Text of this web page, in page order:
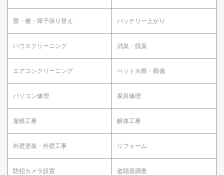
畳・襖・障子張り替え バッテリー上がり
ハウスクリーニング 消臭・脱臭
エアコンクリーニング ペット火葬・葬儀
パソコン修理 家具修理
屋根工事 解体工事
外壁塗装・外壁工事 リフォーム
防犯カメラ設置 盗聴器調査